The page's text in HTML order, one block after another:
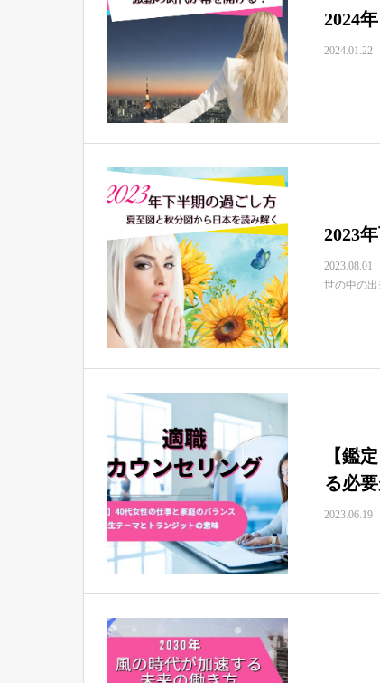
2024
2024.01.22
2023
2023.08.01
世の中の
【鑑
る必
2023.06.19